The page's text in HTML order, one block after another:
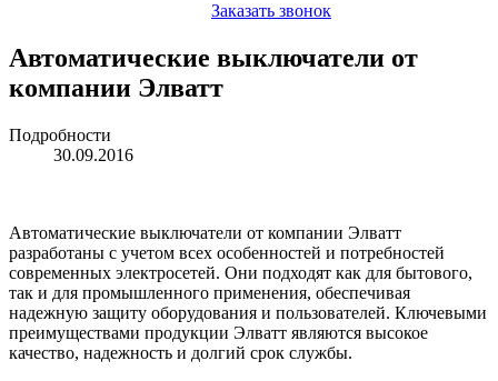
Заказать звонок
Автоматические выключатели от
компании Элватт
Подробности
30.09.2016
Автоматические выключатели от компании Элватт
разработаны с учетом всех особенностей и потребностей
современных электросетей. Они подходят как для бытового,
так и для промышленного применения, обеспечивая
надежную защиту оборудования и пользователей. Ключевыми
преимуществами продукции Элватт являются высокое
качество, надежность и долгий срок службы.